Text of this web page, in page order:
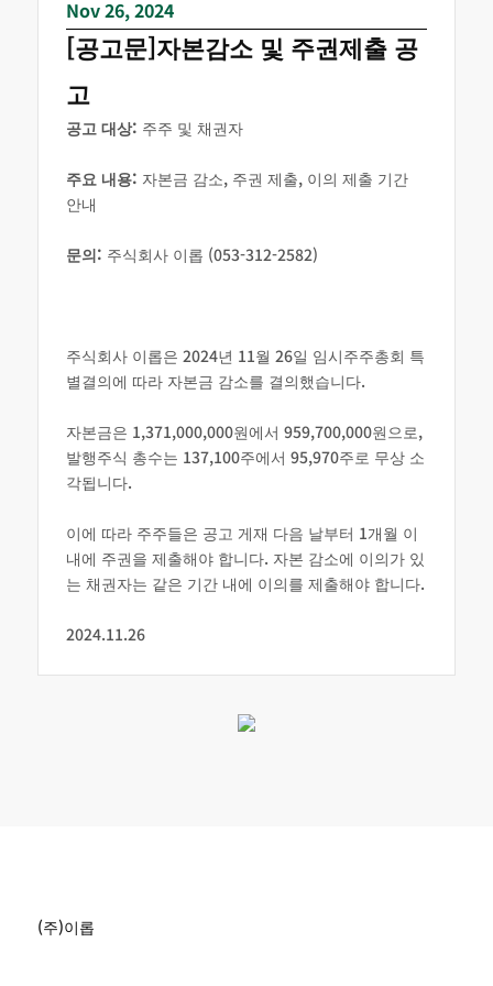
Nov 26, 2024
[공고문]자본감소 및 주권제출 공
고
공고 대상: 주주 및 채권자
주요 내용: 자본금 감소, 주권 제출, 이의 제출 기간
안내
문의: 주식회사 이롭 (053-312-2582)
주식회사 이롭은 2024년 11월 26일 임시주주총회 특
별결의에 따라 자본금 감소를 결의했습니다.
자본금은 1,371,000,000원에서 959,700,000원으로,
발행주식 총수는 137,100주에서 95,970주로 무상 소
각됩니다.
이에 따라 주주들은 공고 게재 다음 날부터 1개월 이
내에 주권을 제출해야 합니다. 자본 감소에 이의가 있
는 채권자는 같은 기간 내에 이의를 제출해야 합니다.
2024.11.26
(주)이롭